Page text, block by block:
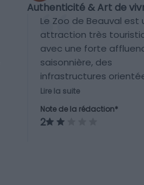
Authenticité & Art de
Le Zoo de Beauval est
attraction très
avec une forte
saisonnière, des
infrastructures
vers les visiteurs et peu
lien direct avec la vie
locale ou les traditions
Lire la suite
Note de la rédaction*
2